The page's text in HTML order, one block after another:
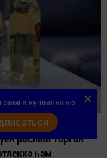
раслый торган
һәм
кушылыгыз